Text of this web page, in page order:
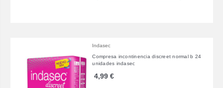
Indasec
Compresa incontinencia discreet normal b 24
unidades indasec
4,99 €